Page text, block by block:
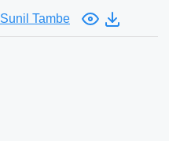
Sunil Tambe